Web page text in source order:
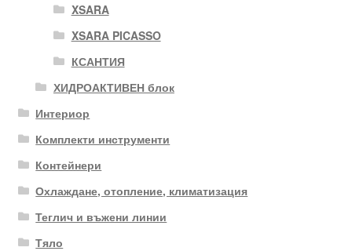
XSARA
XSARA PICASSO
КСАНТИЯ
ХИДРОАКТИВЕН блок
Интериор
Комплекти инструменти
Контейнери
Охлаждане, отопление, климатизация
Теглич и въжени линии
Тяло